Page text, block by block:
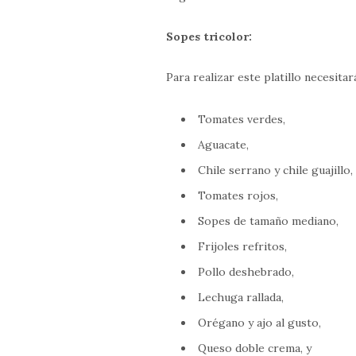
Sopes tricolor:
Para realizar este platillo
Tomates verdes,
Aguacate,
Chile serrano y chile guajillo,
Tomates rojos,
Sopes de tamaño mediano,
Frijoles refritos,
Pollo deshebrado,
Lechuga rallada,
Orégano y ajo al gusto,
Queso doble crema, y